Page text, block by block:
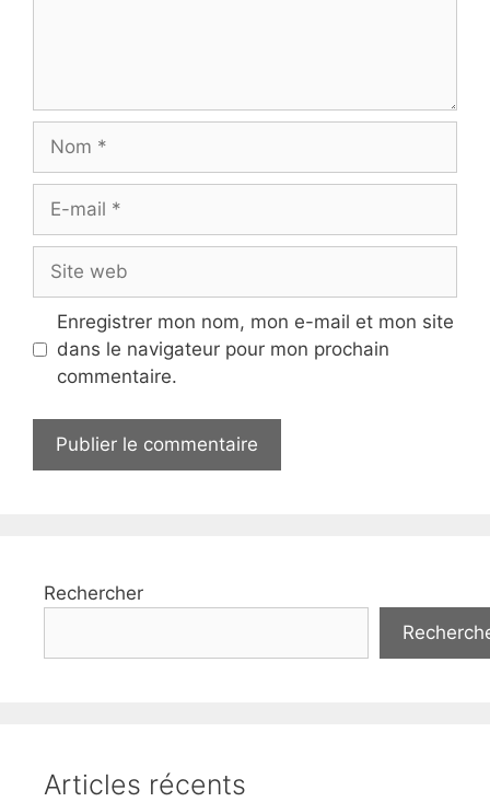
Nom
Site
web
Enregistrer mon nom, mon e-mail et mon site
dans le navigateur pour mon prochain
commentaire.
Rechercher
Articles récents